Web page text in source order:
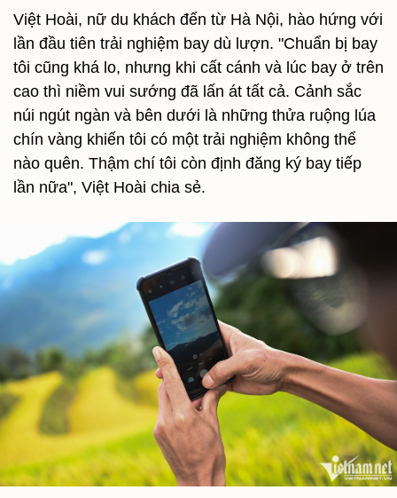
Việt Hoài, nữ du khách đến từ Hà Nội, hào hứng với
lần đầu tiên trải nghiệm bay dù lượn. "Chuẩn bị bay
tôi cũng khá lo, nhưng khi cất cánh và lúc bay ở trên
cao thì niềm vui sướng đã lấn át tất cả. Cảnh sắc
núi ngút ngàn và bên dưới là những thửa ruộng lúa
chín vàng khiến tôi có một trải nghiệm không thể
nào quên. Thậm chí tôi còn định đăng ký bay tiếp
lần nữa", Việt Hoài chia sẻ.